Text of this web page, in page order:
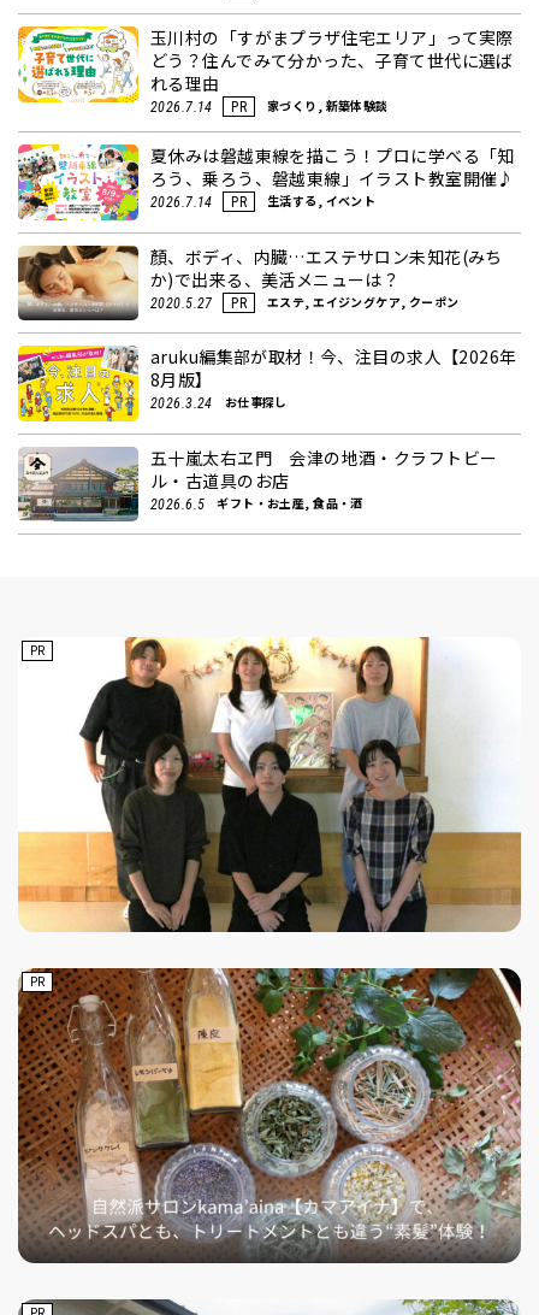
玉川村の「すがまプラザ住宅エリア」って実際
どう？住んでみて分かった、子育て世代に選ば
れる理由
2026.7.14 PR 家づくり, 新築体験談
夏休みは磐越東線を描こう！プロに学べる「知
ろう、乗ろう、磐越東線」イラスト教室開催♪
2026.7.14 PR 生活する, イベント
顏、ボディ、内臓…エステサロン未知花(みち
か)で出来る、美活メニューは？
2020.5.27 PR エステ, エイジングケア, クーポン
aruku編集部が取材！今、注目の求人【2026年
8月版】
2026.3.24 お仕事探し
五十嵐太右ヱ門 会津の地酒・クラフトビー
ル・古道具のお店
2026.6.5 ギフト・お土産, 食品・酒
PR
PR